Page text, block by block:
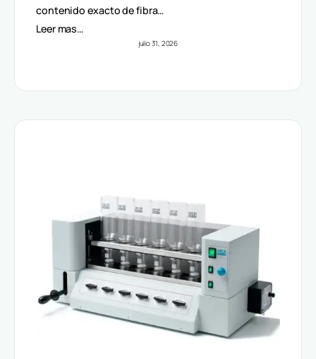
contenido exacto de fibra…
Leer mas…
julio 31, 2026